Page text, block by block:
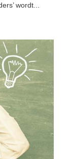
wordt...